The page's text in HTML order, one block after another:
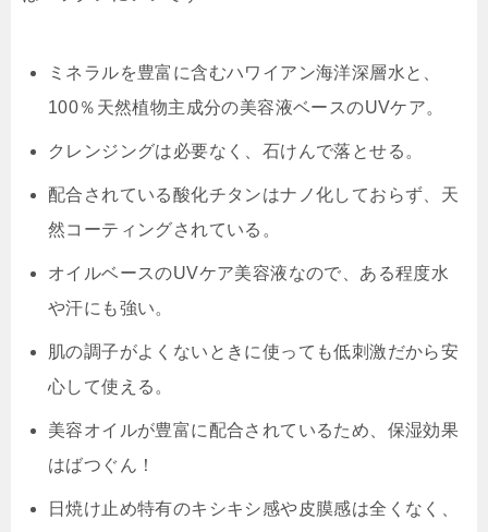
ミネラルを豊富に含むハワイアン海洋深層水と、
100％天然植物主成分の美容液ベースのUVケア。
クレンジングは必要なく、石けんで落とせる。
配合されている酸化チタンはナノ化しておらず、天
然コーティングされている。
オイルベースのUVケア美容液なので、ある程度水
や汗にも強い。
肌の調子がよくないときに使っても低刺激だから安
心して使える。
美容オイルが豊富に配合されているため、保湿効果
はばつぐん！
日焼け止め特有のキシキシ感や皮膜感は全くなく、